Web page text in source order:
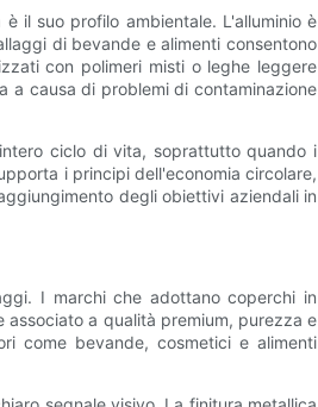
il suo profilo ambientale. L'alluminio è
di bevande e alimenti consentono
con polimeri misti o leghe leggere
a causa di problemi di contaminazione
ciclo di vita, soprattutto quando i
i principi dell'economia circolare,
degli obiettivi aziendali in
I marchi che adottano coperchi in
associato a qualità premium, purezza e
come bevande, cosmetici e alimenti